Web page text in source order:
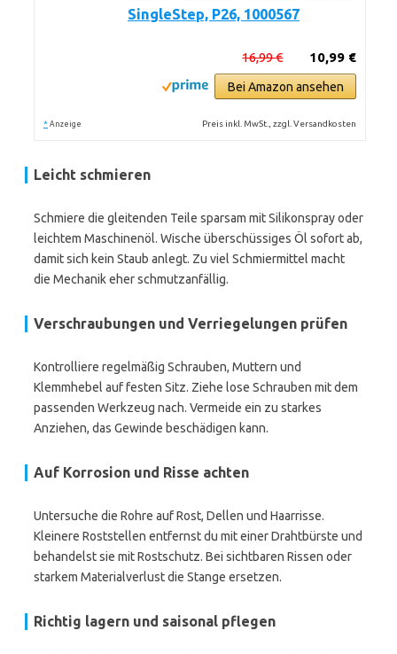
SingleStep, P26, 1000567
10,99 €
16,99 €
Bei Amazon ansehen
* Anzeige Preis inkl. MwSt., zzgl. Versandkosten
Leicht schmieren
Schmiere die gleitenden Teile sparsam mit Silikonspray oder
leichtem Maschinenöl. Wische überschüssiges Öl sofort ab,
damit sich kein Staub anlegt. Zu viel Schmiermittel macht
die Mechanik eher schmutzanfällig.
Verschraubungen und Verriegelungen prüfen
Kontrolliere regelmäßig Schrauben, Muttern und
Klemmhebel auf festen Sitz. Ziehe lose Schrauben mit dem
passenden Werkzeug nach. Vermeide ein zu starkes
Anziehen, das Gewinde beschädigen kann.
Auf Korrosion und Risse achten
Untersuche die Rohre auf Rost, Dellen und Haarrisse.
Kleinere Roststellen entfernst du mit einer Drahtbürste und
behandelst sie mit Rostschutz. Bei sichtbaren Rissen oder
starkem Materialverlust die Stange ersetzen.
Richtig lagern und saisonal pflegen